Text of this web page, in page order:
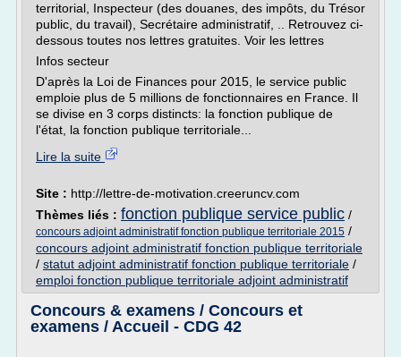
territorial, Inspecteur (des douanes, des impôts, du Trésor
public, du travail), Secrétaire administratif, .. Retrouvez ci-
dessous toutes nos lettres gratuites. Voir les lettres
Infos secteur
D'après la Loi de Finances pour 2015, le service public
emploie plus de 5 millions de fonctionnaires en France. Il
se divise en 3 corps distincts: la fonction publique de
l'état, la fonction publique territoriale...
Lire la suite
Site : http://lettre-de-motivation.creeruncv.com
Thèmes liés : fonction publique service public /
concours adjoint administratif fonction publique territoriale 2015 /
concours adjoint administratif fonction publique territoriale
/ statut adjoint administratif fonction publique territoriale /
emploi fonction publique territoriale adjoint administratif
Concours & examens / Concours et
examens / Accueil - CDG 42